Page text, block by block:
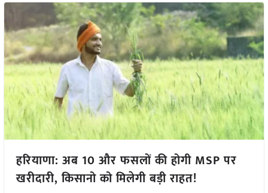
हरियाणा: अब 10 और फसलों की होगी MSP पर
खरीदारी, किसानो को मिलेगी बड़ी राहत!